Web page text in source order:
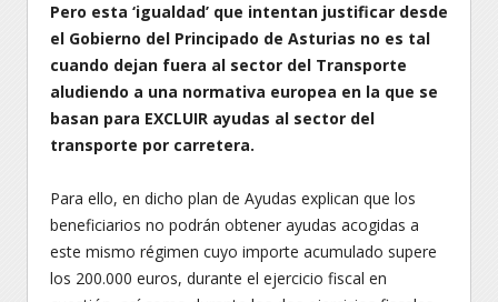
Pero esta ‘igualdad’ que intentan justificar desde
el Gobierno del Principado de Asturias no es tal
cuando dejan fuera al sector del Transporte
aludiendo a una normativa europea en la que se
basan para EXCLUIR ayudas al sector del
transporte por carretera.
Para ello, en dicho plan de Ayudas explican que los
beneficiarios no podrán obtener ayudas acogidas a
este mismo régimen cuyo importe acumulado supere
los 200.000 euros, durante el ejercicio fiscal en